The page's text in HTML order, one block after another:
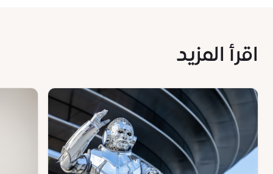
اقرأ المزيد